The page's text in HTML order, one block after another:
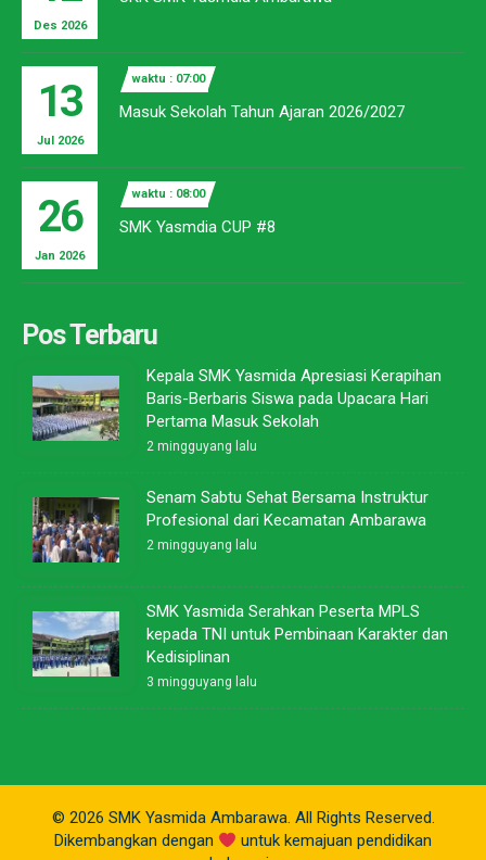
Des 2026
13
Jul 2026
waktu : 07:00
Masuk Sekolah Tahun Ajaran 2026/2027
26
Jan 2026
waktu : 08:00
SMK Yasmdia CUP #8
Pos Terbaru
Kepala SMK Yasmida Apresiasi Kerapihan
Baris-Berbaris Siswa pada Upacara Hari
Pertama Masuk Sekolah
2 mingguyang lalu
Senam Sabtu Sehat Bersama Instruktur
Profesional dari Kecamatan Ambarawa
2 mingguyang lalu
SMK Yasmida Serahkan Peserta MPLS
kepada TNI untuk Pembinaan Karakter dan
Kedisiplinan
3 mingguyang lalu
© 2026 SMK Yasmida Ambarawa. All Rights Reserved.
Dikembangkan dengan
untuk kemajuan pendidikan